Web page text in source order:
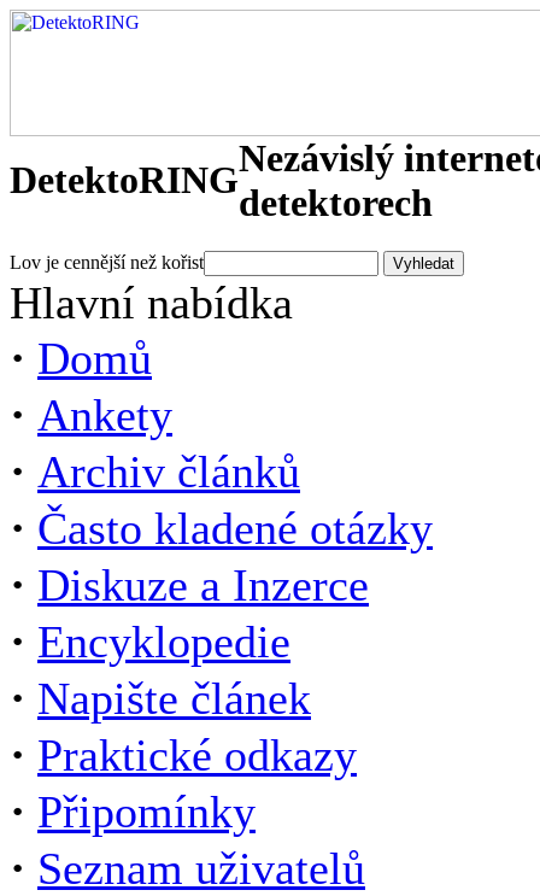
DetektoRINGNezávislý
detektorech
Lov je cennější než kořist
Hlavní nabídka
· Domů
· Ankety
· Archiv článků
· Často kladené otázky
· Diskuze a Inzerce
· Encyklopedie
· Napište článek
· Praktické odkazy
· Připomínky
· Seznam uživatelů